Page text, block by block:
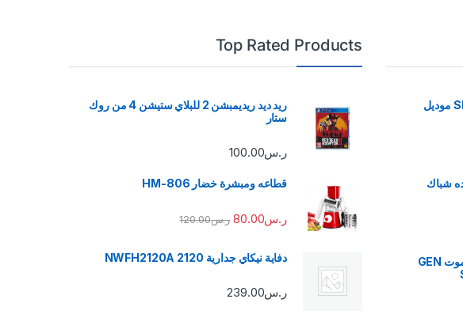
سخان 1 عين سينبو 5038 SINBO موديل
الف وحده شباك
مكيف صحراوي هندي 50لتر بريموت GEN
Top Rated Products
ريد ديد ريديمبشن 2 للبلاي ستيشن 4 من روك
ستار
ر.س100.00
قطاعه ومبشرة خضار HM-806
ر.س80.00 ر.س120.00
دفاية نيكاي جدارية 2120 NWFH2120A
ر.س239.00